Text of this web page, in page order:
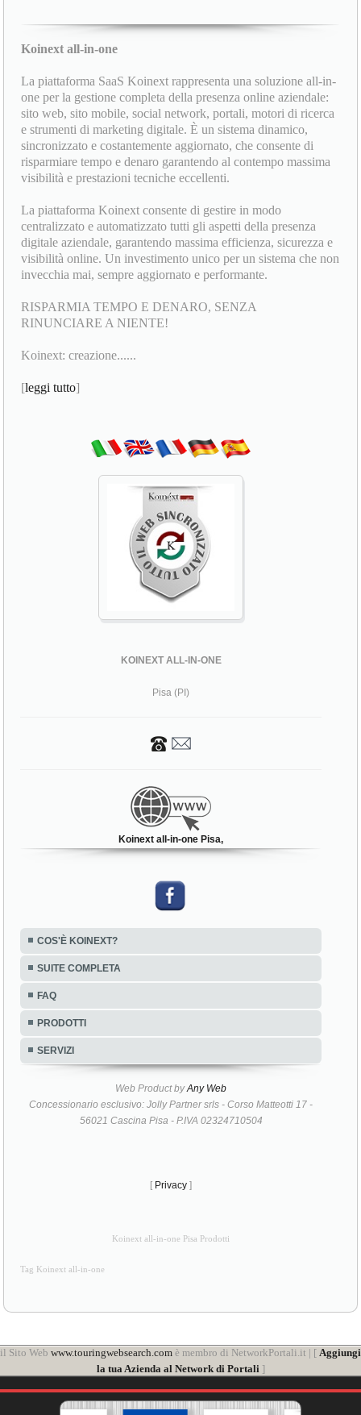
Koinext all-in-one
La piattaforma SaaS Koinext rappresenta una soluzione all-in-
one per la gestione completa della presenza online aziendale:
sito web, sito mobile, social network, portali, motori di ricerca
e strumenti di marketing digitale. È un sistema dinamico,
sincronizzato e costantemente aggiornato, che consente di
risparmiare tempo e denaro garantendo al contempo massima
visibilità e prestazioni tecniche eccellenti.
La piattaforma Koinext consente di gestire in modo
centralizzato e automatizzato tutti gli aspetti della presenza
digitale aziendale, garantendo massima efficienza, sicurezza e
visibilità online. Un investimento unico per un sistema che non
invecchia mai, sempre aggiornato e performante.
RISPARMIA TEMPO E DENARO, SENZA
RINUNCIARE A NIENTE!
Koinext: creazione......
[leggi tutto]
KOINEXT ALL-IN-ONE
Pisa (PI)
Koinext all-in-one Pisa,
COS'È KOINEXT?
SUITE COMPLETA
FAQ
PRODOTTI
SERVIZI
Web Product byAny Web
Concessionario esclusivo: Jolly Partner srls - Corso Matteotti 17 -
56021 Cascina Pisa - P.IVA 02324710504
[ Privacy ]
Koinext all-in-one Pisa Prodotti
Tag Koinext all-in-one
il Sito Web www.touringwebsearch.com è membro di NetworkPortali.it | [ Aggiungi
la tua Azienda al Network di Portali]